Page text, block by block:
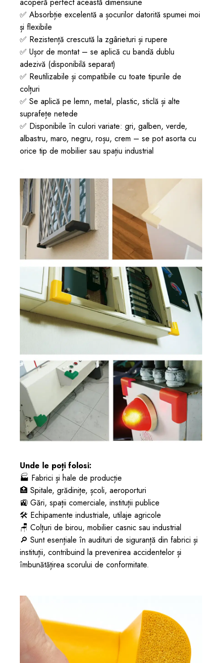
✅ Absorbție excelentă a șocurilor datorită spumei moi
și flexibile
✅ Rezistență crescută la zgârieturi și rupere
✅ Ușor de montat – se aplică cu bandă dublu
adezivă (disponibilă separat)
✅ Reutilizabile și compatibile cu toate tipurile de
colțuri
✅ Se aplică pe lemn, metal, plastic, sticlă și alte
suprafețe netede
✅ Disponibile în culori variate: gri, galben, verde,
albastru, maro, negru, roșu, crem – se pot asorta cu
orice tip de mobilier sau spațiu industrial
Unde le poți folosi:
🏭 Fabrici și hale de producție
🏥 Spitale, grădinițe, școli, aeroporturi
🚉 Gări, spații comerciale, instituții publice
🛠️ Echipamente industriale, utilaje agricole
🪑 Colțuri de birou, mobilier casnic sau industrial
🔎 Sunt esențiale în audituri de siguranță din fabrici și
instituții, contribuind la prevenirea accidentelor și
îmbunătățirea scorului de conformitate.